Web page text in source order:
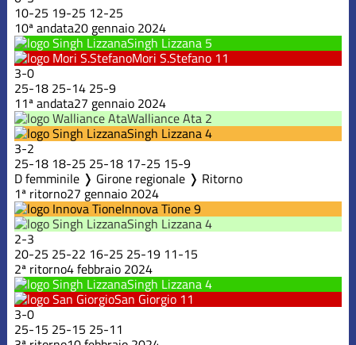
10-25 19-25 12-25
10ª andata20 gennaio 2024
Singh Lizzana 5
Mori S.Stefano 11
3-0
25-18 25-14 25-9
11ª andata27 gennaio 2024
Walliance Ata 2
Singh Lizzana4
3-2
25-18 18-25 25-18 17-25 15-9
D femminile ❭ Girone regionale ❭ Ritorno
1ª ritorno27 gennaio 2024
Innova Tione9
Singh Lizzana4
2-3
20-25 25-22 16-25 25-19 11-15
2ª ritorno4 febbraio 2024
Singh Lizzana4
San Giorgio 11
3-0
25-15 25-15 25-11